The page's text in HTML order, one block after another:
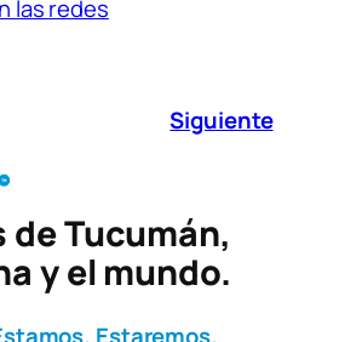
las redes
Siguiente
Tucumán,
y el mundo.